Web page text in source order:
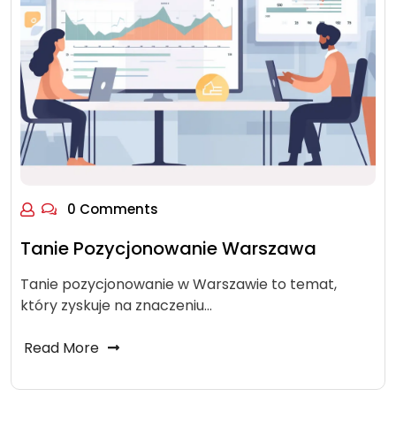
0 Comments
Tanie Pozycjonowanie Warszawa
Tanie pozycjonowanie w Warszawie to temat,
który zyskuje na znaczeniu…
Read More